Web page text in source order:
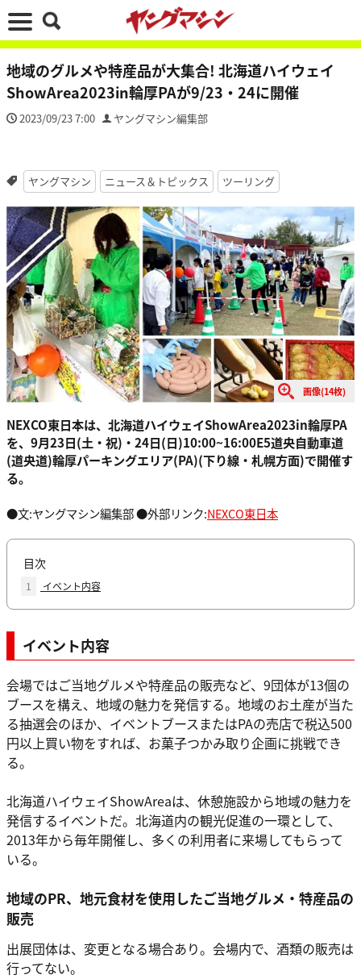
地域のグルメや特産品が大集合! 北海道ハイウェイ
ShowArea2023in輪厚PAが9/23・24に開催
2023/09/23 7:00 ヤングマシン編集部
ヤングマシン ニュース＆トピックス ツーリング
画像(14枚)
NEXCO東日本は、北海道ハイウェイShowArea2023in輪厚PA
を、9月23日(土・祝)・24日(日)10:00~16:00E5道央自動車道
(道央道)輪厚パーキングエリア(PA)(下り線・札幌方面)で開催す
る。
●文:ヤングマシン編集部 ●外部リンク:NEXCO東日本
目次
1 イベント内容
イベント内容
会場ではご当地グルメや特産品の販売など、9団体が13個の
ブースを構え、地域の魅力を発信する。地域のお土産が当た
る抽選会のほか、イベントブースまたはPAの売店で税込500
円以上買い物をすれば、お菓子つかみ取り企画に挑戦でき
る。
北海道ハイウェイShowAreaは、休憩施設から地域の魅力を
発信するイベントだ。北海道内の観光促進の一環として、
2013年から毎年開催し、多くの利用者に来場してもらって
いる。
地域のPR、地元食材を使用したご当地グルメ・特産品の
販売
出展団体は、変更となる場合あり。会場内で、酒類の販売は
行ってない。